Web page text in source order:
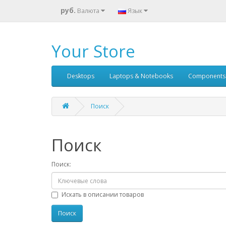
руб. Валюта Язык
Your Store
Desktops Laptops & Notebooks Components
Поиск
Поиск
Поиск:
Искать в описании товаров